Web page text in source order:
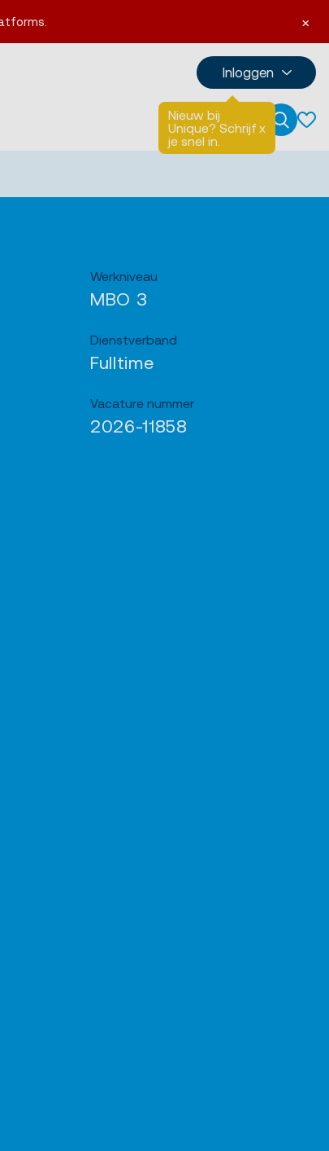
×
Inloggen
Nieuw bij
Unique? Schrijf
je snel in.
x
English
Zoeken
Werkniveau
MBO 3
Dienstverband
Fulltime
Vacature nummer
2026-11858